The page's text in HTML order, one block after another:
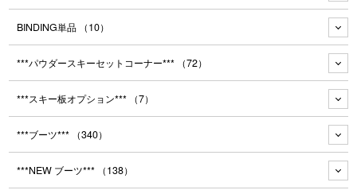
BINDING単品 （10）
***パウダースキーセットコーナー*** （72）
***スキー板オプション*** （7）
***ブーツ*** （340）
***NEW ブーツ*** （138）